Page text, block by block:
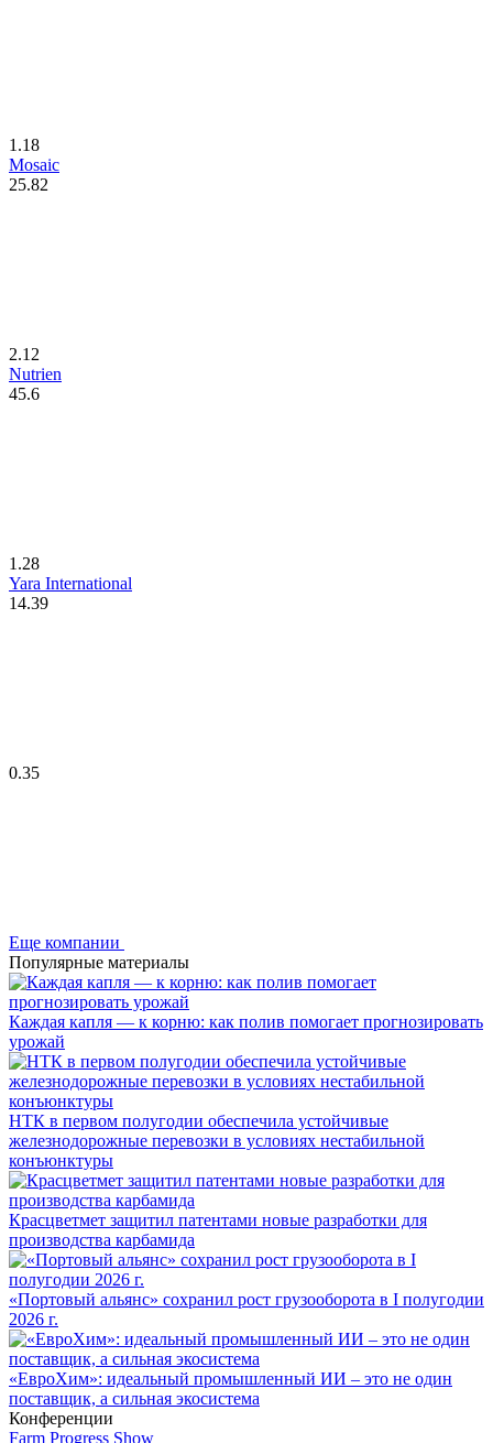
1.18
Mosaic
25.82
2.12
Nutrien
45.6
1.28
Yara International
14.39
0.35
Еще компании
Популярные материалы
Каждая капля — к корню: как полив помогает прогнозировать
урожай
НТК в первом полугодии обеспечила устойчивые
железнодорожные перевозки в условиях нестабильной
конъюнктуры
Красцветмет защитил патентами новые разработки для
производства карбамида
«Портовый альянс» сохранил рост грузооборота в I полугодии
2026 г.
«ЕвроХим»: идеальный промышленный ИИ – это не один
поставщик, а сильная экосистема
Конференции
Farm Progress Show